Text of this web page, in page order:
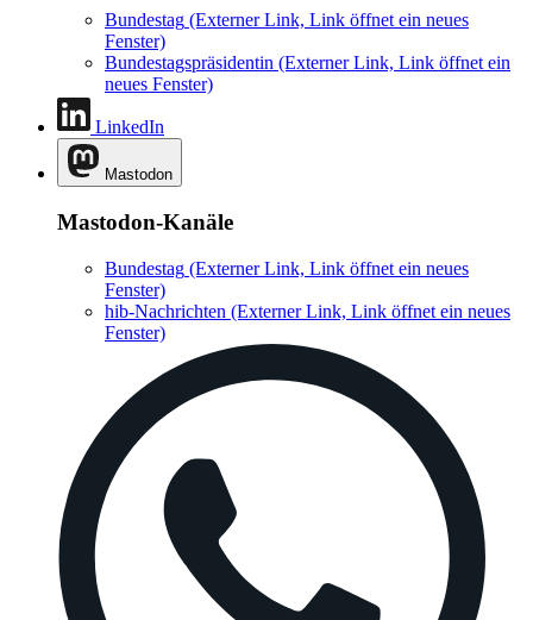
Bundestag (Externer Link, Link öffnet ein neues
Fenster)
Bundestagspräsidentin (Externer Link, Link öffnet ein
neues Fenster)
LinkedIn
Mastodon
Mastodon-Kanäle
Bundestag (Externer Link, Link öffnet ein neues
Fenster)
hib-Nachrichten (Externer Link, Link öffnet ein neues
Fenster)